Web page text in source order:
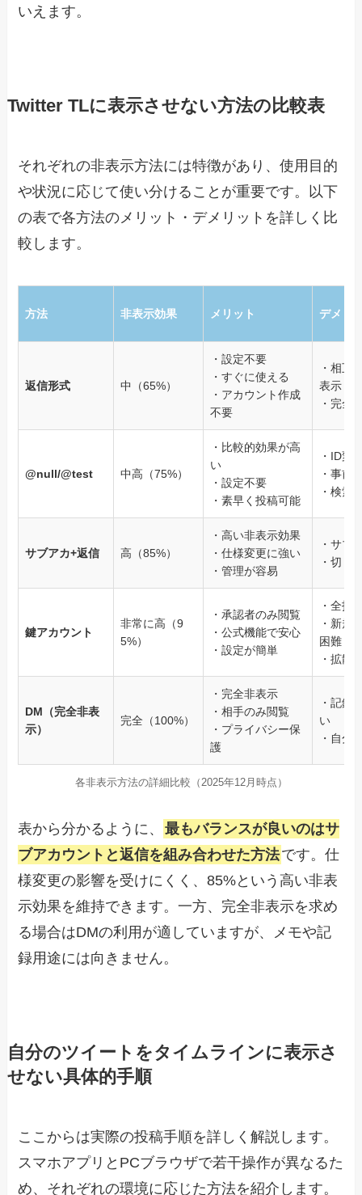
いえます。
Twitter TLに表示させない方法の比較表
それぞれの非表示方法には特徴があり、使用目的
や状況に応じて使い分けることが重要です。以下
の表で各方法のメリット・デメリットを詳しく比
較します。
方法 非表示効果 メリット デメリ
返信形式 中（65%）
・設定不要
・すぐに使える
・アカウント作成
不要
・相互
表示
・完全
@null/@test 中高（75%）
・比較的効果が高
い
・設定不要
・素早く投稿可能
・ID変
・事前
・検索
サブアカ+返信 高（85%）
・高い非表示効果
・仕様変更に強い
・管理が容易
・サブ
・切り
鍵アカウント
非常に高（9
5%）
・承認者のみ閲覧
・公式機能で安心
・設定が簡単
・全投
・新規
困難
・拡散
DM（完全非表
示）
完全（100%）
・完全非表示
・相手のみ閲覧
・プライバシー保
護
・記録
い
・自分
各非表示方法の詳細比較（2025年12月時点）
表から分かるように、 最もバランスが良いのはサ
ブアカウントと返信を組み合わせた方法です。仕
様変更の影響を受けにくく、85%という高い非表
示効果を維持できます。一方、完全非表示を求め
る場合はDMの利用が適していますが、メモや記
録用途には向きません。
自分のツイートをタイムラインに表示さ
せない具体的手順
ここからは実際の投稿手順を詳しく解説します。
スマホアプリとPCブラウザで若干操作が異なるた
め、それぞれの環境に応じた方法を紹介します。